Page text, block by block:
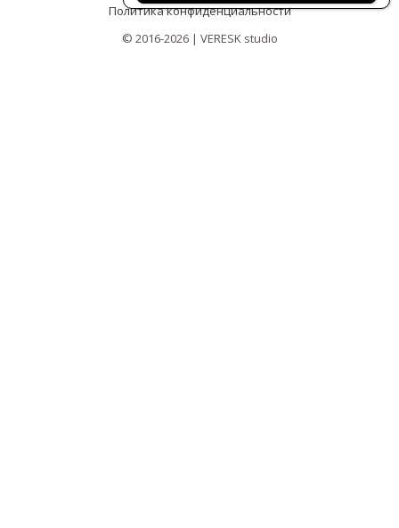
Политика конфиденциальности
© 2016-2026 | VERESK studio